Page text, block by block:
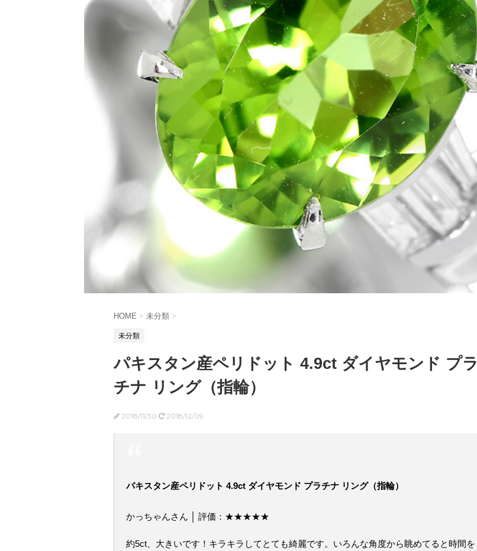
HOME > 未分類 >
未分類
パキスタン産ペリドット 4.9ct ダイヤモンド プラ
チナ リング（指輪）
2018/11/30 2018/12/09
パキスタン産ペリドット 4.9ct ダイヤモンド プラチナ リング（指輪）
かっちゃんさん │ 評価：★★★★★
約5ct、大きいです！キラキラしてとても綺麗です。いろんな角度から眺めてると時間を